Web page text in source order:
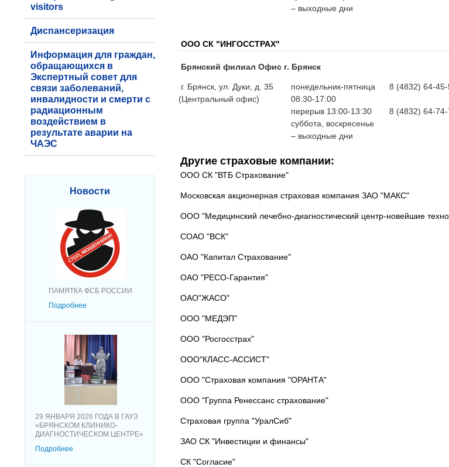
visitors
Диспансеризация
Информация для граждан,
обращающихся в
Экспертный совет для
связи заболеваний,
инвалидности и смерти с
радиационным
воздействием в
результате аварии на
ЧАЭС
Новости
ПАМЯТКА ФСБ РОССИИ
Подробнее
29 ЯНВАРЯ 2026 ГОДА В ГАУЗ
«БРЯНСКОМ КЛИНИКО-
ДИАГНОСТИЧЕСКОМ ЦЕНТРЕ»
Подробнее
– выходные дни
ООО СК "ИНГОССТРАХ"
Брянский филиал Офис г. Брянск
г. Брянск, ул. Дуки, д. 35
(Центральный офис)
понедельник-пятница
08:30-17:00
перерыв 13:00-13:30
cуббота, воскресенье
– выходные дни
8 (4832) 64-45-
8 (4832) 64-74-
Другие страховые компании:
ООО СК "ВТБ Страхование"
Московская акционерная страховая компания ЗАО "МАКС"
ООО "Медицинский лечебно-диагностический центр-новейшие
СОАО "ВСК"
ОАО "Капитал Страхование"
ОАО "РЕСО-Гарантия"
ОАО"ЖАСО"
ООО "МЕДЭП"
ООО "Росгосстрах"
ООО"КЛАСС-АССИСТ"
ООО "Страховая компания "ОРАНТА"
ООО "Группа Ренессанс страхование"
Страховая группа "УралСиб"
ЗАО СК "Инвестиции и финансы"
СК "Согласие"